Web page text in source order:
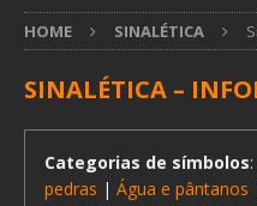
HOME SINALÉTICA
SINALÉTICA –
Categorias de símbolos
pedras | Água e pântanos